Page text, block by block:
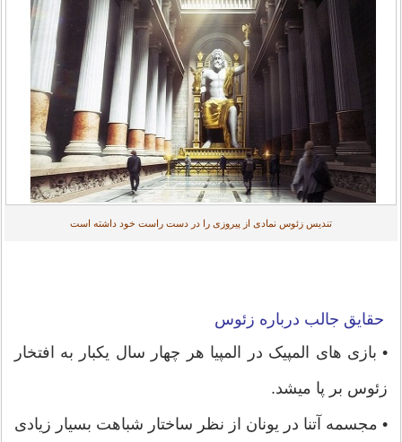
تندیس زئوس نمادی از پیروزی را در دست راست خود داشته است
حقایق جالب درباره زئوس
• بازی های المپیک در المپیا هر چهار سال یکبار به افتخار
زئوس بر پا میشد.
• مجسمه آتنا در یونان از نظر ساختار شباهت بسیار زیادی